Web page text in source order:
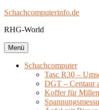
Zum
springen
Schachcomputerinfo.de
RHG-World
Menü
Schachcomputer
Tasc R30 –
DGT – Centaur
Koffer für